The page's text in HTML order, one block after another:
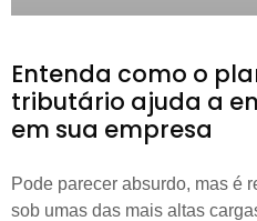
Entenda como o
tributário ajuda a
em sua empresa
Pode parecer absurdo, mas é
sob umas das mais altas